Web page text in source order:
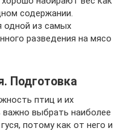
содержании.
одной из самых
разведения на мясо
Подготовка
птиц и их
важно выбрать наиболее
потому как от него и